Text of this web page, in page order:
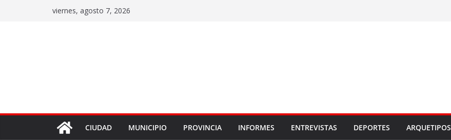
viernes, agosto 7, 2026
CIUDAD MUNICIPIO PROVINCIA INFORMES ENTREVISTAS DEPORTES ARQUETIPOS